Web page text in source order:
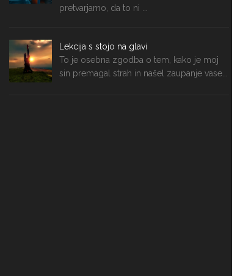
pretvarjamo, da to ni ...
Lekcija s stojo na glavi
To je osebna zgodba o tem, kako je moj
sin premagal strah in našel zaupanje vase...